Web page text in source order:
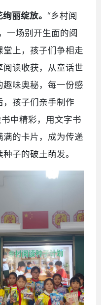
绚丽绽放。“乡村阅
一场别开生面的阅
上，孩子们争相走
阅读收获，从童话世
味奥秘，每一份感
孩子们亲手制作
中精彩，用文字书
的卡片，成为传递
子的破土萌发。